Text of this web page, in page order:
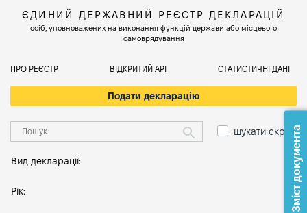
ЄДИНИЙ ДЕРЖАВНИЙ РЕЄСТР ДЕКЛАРАЦІЙ
осіб, уповноважених на виконання функцій держави або місцевого
самоврядування
ПРО РЕЄСТР ВІДКРИТИЙ АРІ СТАТИСТИЧНІ ДАНІ
Подати декларацію
шукати скрізь
Вид декларації:
Рік: Зміст документа